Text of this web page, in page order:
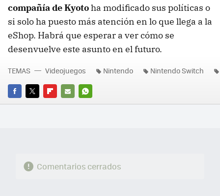
compañía de Kyotoha modificado sus políticas o
si solo ha puesto más atención en lo que llega a la
eShop. Habrá que esperar a ver cómo se
desenvuelve este asunto en el futuro.
FACEBOOK
TWITTERFLIPBOARD
E-
WHATSAPP
TEMAS Videojuegos Nintendo Nintendo Switch
Comentarios cerrados